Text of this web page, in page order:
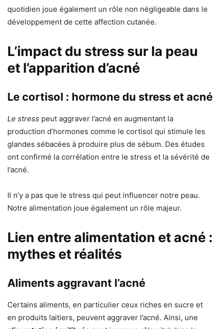
quotidien joue également un rôle non négligeable dans le
développement de cette affection cutanée.
L’impact du stress sur la peau
et l’apparition d’acné
Le cortisol : hormone du stress et acné
Le stress peut aggraver l’acné en augmentant la
production d’hormones comme le cortisol qui stimule les
glandes sébacées à produire plus de sébum. Des études
ont confirmé la corrélation entre le stress et la sévérité de
l’acné.
Il n’y a pas que le stress qui peut influencer notre peau.
Notre alimentation joue également un rôle majeur.
Lien entre alimentation et acné :
mythes et réalités
Aliments aggravant l’acné
Certains aliments, en particulier ceux riches en sucre et
en produits laitiers, peuvent aggraver l’acné. Ainsi, une